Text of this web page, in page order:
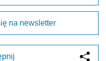
na newsletter